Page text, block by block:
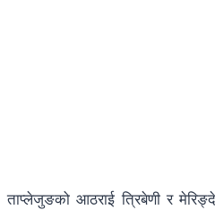
ताप्लेजुङको आठराई त्रिबेणी र